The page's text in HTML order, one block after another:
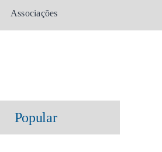
Associações
Popular